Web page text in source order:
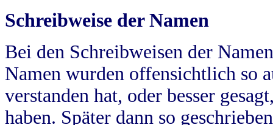
Schreibweise der Namen
Bei den Schreibweisen der
Namen wurden offensichtlich so
verstanden hat, oder besser
haben. Später dann so